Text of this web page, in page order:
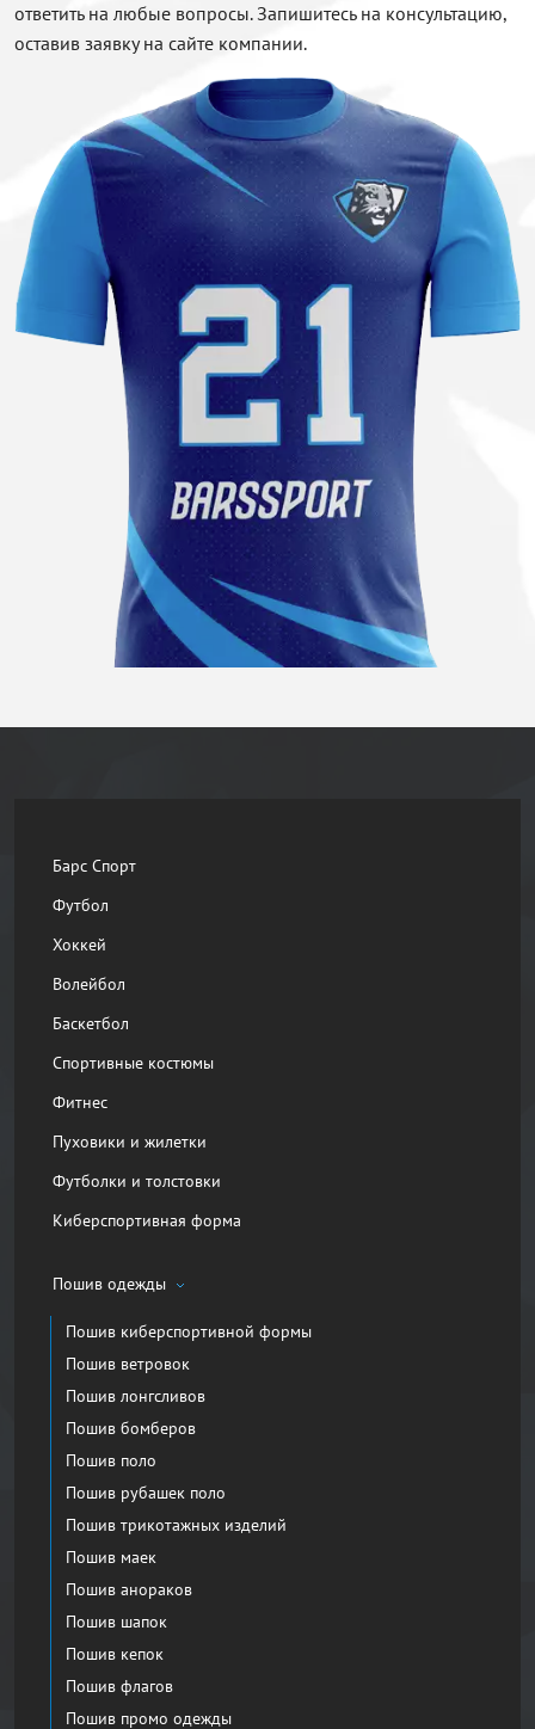
ответить на любые вопросы. Запишитесь на консультацию,
оставив заявку на сайте компании.
Барс Спорт
Футбол
Хоккей
Волейбол
Баскетбол
Спортивные костюмы
Фитнес
Пуховики и жилетки
Футболки и толстовки
Киберспортивная форма
Пошив одежды
Пошив киберспортивной формы
Пошив ветровок
Пошив лонгсливов
Пошив бомберов
Пошив поло
Пошив рубашек поло
Пошив трикотажных изделий
Пошив маек
Пошив анораков
Пошив шапок
Пошив кепок
Пошив флагов
Пошив промо одежды